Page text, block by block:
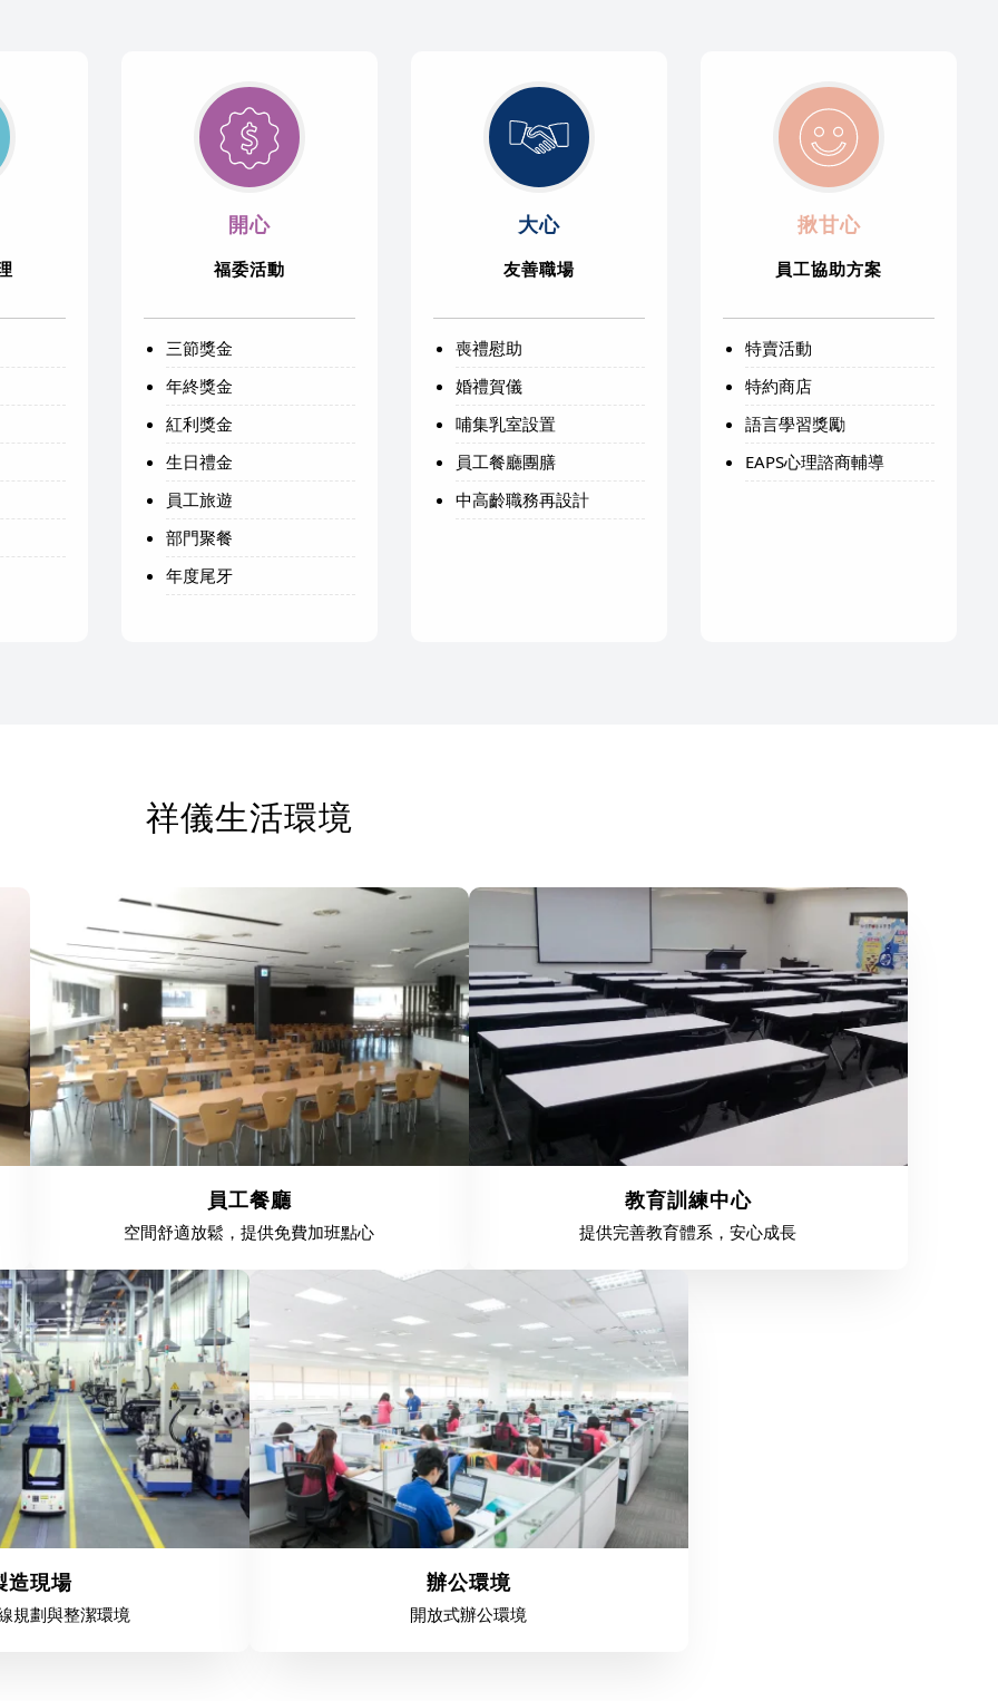
開心
福委活動
三節獎金
年終獎金
紅利獎金
生日禮金
員工旅遊
部門聚餐
年度尾牙
大心
友善職場
喪禮慰助
婚禮賀儀
哺集乳室設置
員工餐廳團膳
中高齡職務再設計
揪甘心
員工協助方案
特賣活動
特約商店
語言學習獎勵
EAPS心理諮商輔導
祥儀生活環境
員工餐廳
空間舒適放鬆，提供免費加班點心
教育訓練中心
提供完善教育體系，安心成長
造現場
規劃與整潔環境
辦公環境
開放式辦公環境